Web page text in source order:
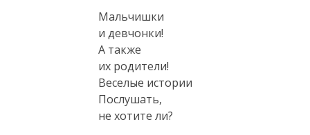
Мальчишки
и девчонки!
А также
их родители!
Веселые истории
Послушать,
не хотите ли?